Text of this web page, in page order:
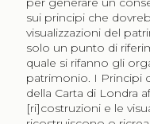
sui principi che
visualizzazioni del
solo un punto di
quale si rifanno gli
patrimonio. I Principi
della Carta di Londra
[ri]costruzioni e le